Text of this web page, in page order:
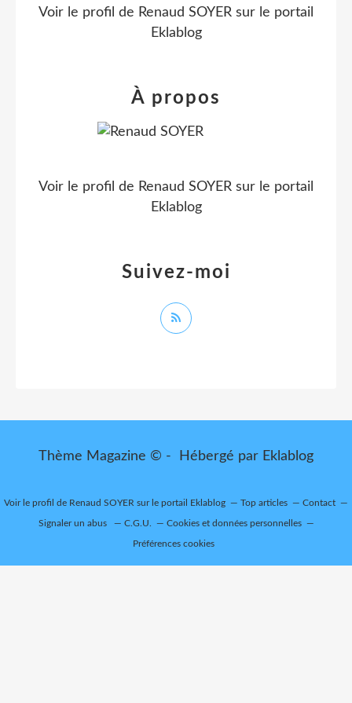
Voir le profil de Renaud SOYER sur le portail
Eklablog
Suivez-moi
À propos
Voir le profil de Renaud SOYER sur le portail
Eklablog
Thème Magazine © - Hébergé par Eklablog
Voir le profil de Renaud SOYER sur le portail Eklablog Top articles Contact
Signaler un abus C.G.U. Cookies et données personnelles
Préférences cookies